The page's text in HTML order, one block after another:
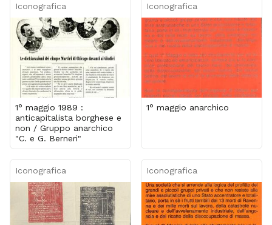
Iconografica
1° maggio 1989 :
anticapitalista borghese e
non / Gruppo anarchico
"C. e G. Berneri"
Iconografica
1° maggio anarchico
Iconografica Iconografica